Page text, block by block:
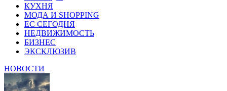
КУХНЯ
МОДА И SHOPPING
ЕС СЕГОДНЯ
НЕДВИЖИМОСТЬ
БИЗНЕС
ЭКСКЛЮЗИВ
НОВОСТИ